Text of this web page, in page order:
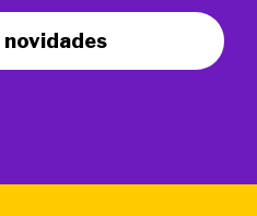
novidades